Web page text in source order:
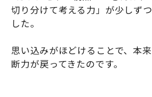
切り分けて考える力」が少しず
した。
思い込みがほどけることで、本
断力が戻ってきたのです。